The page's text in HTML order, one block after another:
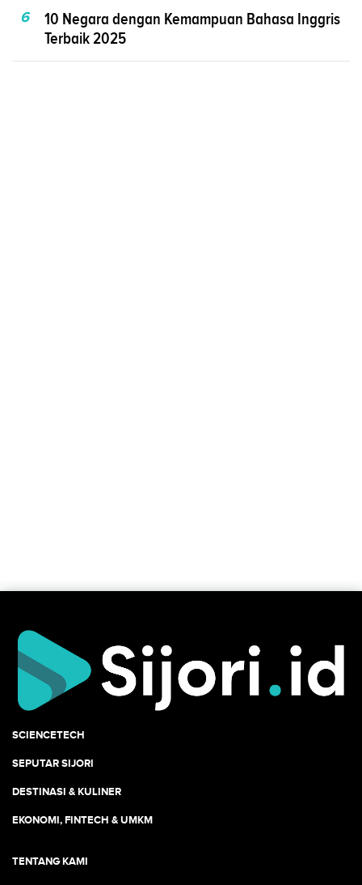
6
10 Negara dengan Kemampuan Bahasa Inggris
Terbaik 2025
SCIENCETECH
SEPUTAR SIJORI
DESTINASI & KULINER
EKONOMI, FINTECH & UMKM
TENTANG KAMI